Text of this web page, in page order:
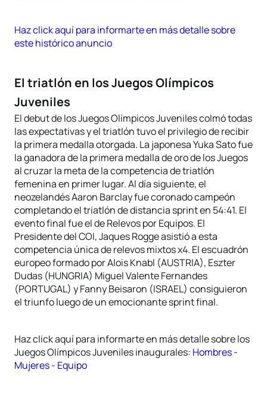
Haz click aquí para informarte en más detalle sobre
este histórico anuncio
El triatlón en los Juegos Olímpicos
Juveniles
El debut de los Juegos Olímpicos Juveniles colmó todas
las expectativas y el triatlón tuvo el privilegio de recibir
la primera medalla otorgada. La japonesa Yuka Sato fue
la ganadora de la primera medalla de oro de los Juegos
al cruzar la meta de la competencia de triatlón
femenina en primer lugar. Al día siguiente, el
neozelandés Aaron Barclay fue coronado campeón
completando el triatlón de distancia sprint en 54:41. El
evento final fue el de Relevos por Equipos. El
Presidente del COI, Jaques Rogge asistió a esta
competencia única de relevos mixtos x4. El escuadrón
europeo formado por Alois Knabl (AUSTRIA), Eszter
Dudas (HUNGRIA) Miguel Valente Fernandes
(PORTUGAL) y Fanny Beisaron (ISRAEL) consiguieron
el triunfo luego de un emocionante sprint final.
Haz click aquí para informarte en más detalle sobre los
Juegos Olímpicos Juveniles inaugurales: Hombres-
Mujeres- Equipo